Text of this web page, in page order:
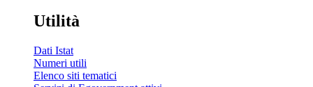
Utilità
Dati Istat
Numeri utili
Elenco siti tematici